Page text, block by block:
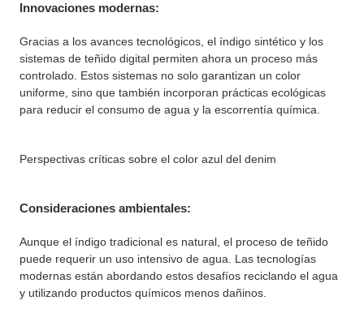
Innovaciones modernas:
Gracias a los avances tecnológicos, el índigo sintético y los
sistemas de teñido digital permiten ahora un proceso más
controlado. Estos sistemas no solo garantizan un color
uniforme, sino que también incorporan prácticas ecológicas
para reducir el consumo de agua y la escorrentía química.
Perspectivas críticas sobre el color azul del denim
Consideraciones ambientales:
Aunque el índigo tradicional es natural, el proceso de teñido
puede requerir un uso intensivo de agua. Las tecnologías
modernas están abordando estos desafíos reciclando el agua
y utilizando productos químicos menos dañinos.